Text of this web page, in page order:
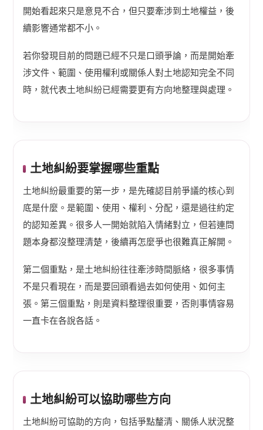
開始看起來只是意見不合，但只要牽涉到土地權益，後
續影響通常都不小。
若你發現目前的問題已經不只是口頭爭論，而是開始牽
涉文件、範圍、使用權利或關係人對土地認知完全不同
時，就代表土地糾紛已經需要更有方向地整理與處理。
土地糾紛要掌握哪些重點
土地糾紛最重要的第一步，是先確認目前爭議的核心到
底是什麼。是範圍、使用、權利、分配，還是過往約定
的認知差異。很多人一開始就陷入情緒對立，但若連問
題本身都沒整理清楚，後續再怎麼爭也很難真正解開。
第二個重點，是土地糾紛往往牽涉時間脈絡，很多事情
不是只看現在，而是要回頭看過去如何使用、如何主
張。第三個重點，則是資料整理很重要，否則事情容易
一直卡在各說各話。
土地糾紛可以協助哪些方向
土地糾紛可協助的方向，包括爭點釐清、關係人狀況整